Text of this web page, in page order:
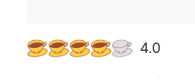
4.0